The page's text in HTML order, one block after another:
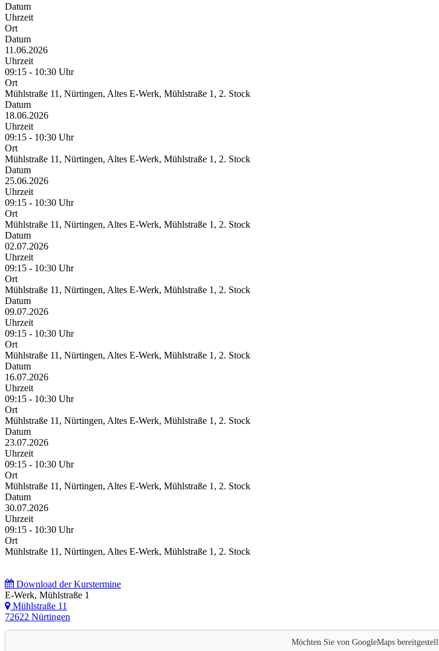
Datum
Uhrzeit
Ort
Datum
11.06.2026
Uhrzeit
09:15 - 10:30 Uhr
Ort
Mühlstraße 11, Nürtingen, Altes E-Werk, Mühlstraße 1, 2. Stock
Datum
18.06.2026
Uhrzeit
09:15 - 10:30 Uhr
Ort
Mühlstraße 11, Nürtingen, Altes E-Werk, Mühlstraße 1, 2. Stock
Datum
25.06.2026
Uhrzeit
09:15 - 10:30 Uhr
Ort
Mühlstraße 11, Nürtingen, Altes E-Werk, Mühlstraße 1, 2. Stock
Datum
02.07.2026
Uhrzeit
09:15 - 10:30 Uhr
Ort
Mühlstraße 11, Nürtingen, Altes E-Werk, Mühlstraße 1, 2. Stock
Datum
09.07.2026
Uhrzeit
09:15 - 10:30 Uhr
Ort
Mühlstraße 11, Nürtingen, Altes E-Werk, Mühlstraße 1, 2. Stock
Datum
16.07.2026
Uhrzeit
09:15 - 10:30 Uhr
Ort
Mühlstraße 11, Nürtingen, Altes E-Werk, Mühlstraße 1, 2. Stock
Datum
23.07.2026
Uhrzeit
09:15 - 10:30 Uhr
Ort
Mühlstraße 11, Nürtingen, Altes E-Werk, Mühlstraße 1, 2. Stock
Datum
30.07.2026
Uhrzeit
09:15 - 10:30 Uhr
Ort
Mühlstraße 11, Nürtingen, Altes E-Werk, Mühlstraße 1, 2. Stock
Download der Kurstermine
E-Werk, Mühlstraße 1
Mühlstraße 11
72622 Nürtingen
Möchten Sie von GoogleMaps